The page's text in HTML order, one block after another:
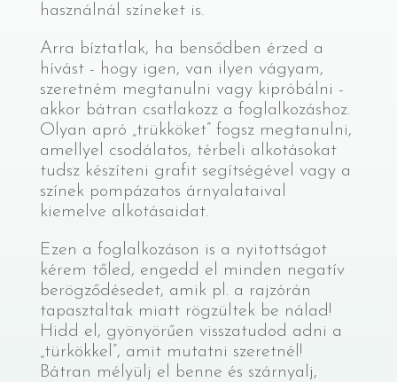
használnál színeket is.
Arra bíztatlak, ha bensődben érzed a
hívást - hogy igen, van ilyen vágyam,
szeretném megtanulni vagy kipróbálni -
akkor bátran csatlakozz a foglalkozáshoz.
Olyan apró „trükköket” fogsz megtanulni,
amellyel csodálatos, térbeli alkotásokat
tudsz készíteni grafit segítségével vagy a
színek pompázatos árnyalataival
kiemelve alkotásaidat.
Ezen a foglalkozáson is a nyitottságot
kérem tőled, engedd el minden negatív
berögződésedet, amik pl. a rajzórán
tapasztaltak miatt rögzültek be nálad!
Hidd el, gyönyörűen visszatudod adni a
„türkökkel”, amit mutatni szeretnél!
Bátran mélyülj el benne és szárnyalj,